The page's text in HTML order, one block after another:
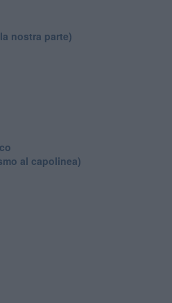
nostra parte)
al capolinea)